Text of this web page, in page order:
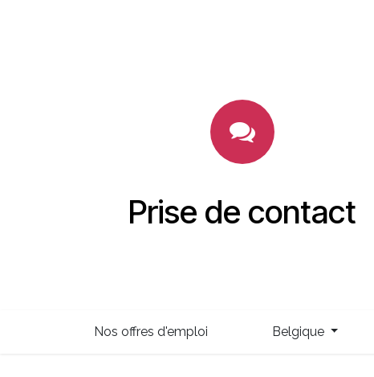
Prise de contact
Nos offres d'emploi Belgique